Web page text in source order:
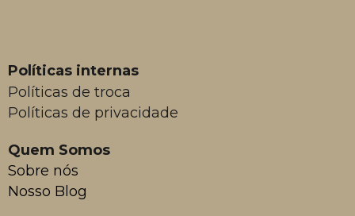
Políticas internas
Políticas de troca
Políticas de privacidade
Quem Somos
Sobre nós
Nosso Blog